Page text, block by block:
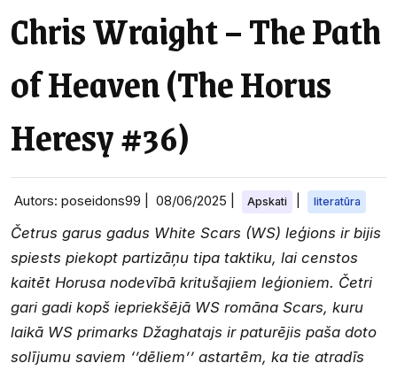
Chris Wraight – The Path
of Heaven (The Horus
Heresy #36)
Autors: poseidons99 | 08/06/2025 Apskati literatūra
Četrus garus gadus White Scars (WS) leģions ir bijis
spiests piekopt partizāņu tipa taktiku, lai censtos
kaitēt Horusa nodevībā kritušajiem leģioniem. Četri
gari gadi kopš iepriekšējā WS romāna Scars, kuru
laikā WS primarks Džaghatajs ir paturējis paša doto
solījumu saviem ‘’dēliem’’ astartēm, ka tie atradīs